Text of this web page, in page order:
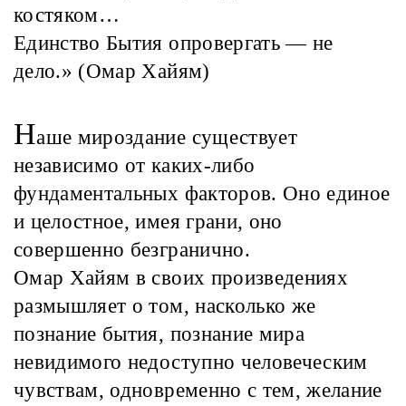
костяком…
Единство Бытия опровергать — не
дело.» (Омар Хайям)
Наше мироздание существует
независимо от каких-либо
фундаментальных факторов. Оно единое
и целостное, имея грани, оно
совершенно безгранично.
Омар Хайям в своих произведениях
размышляет о том, насколько же
познание бытия, познание мира
невидимого недоступно человеческим
чувствам, одновременно с тем, желание